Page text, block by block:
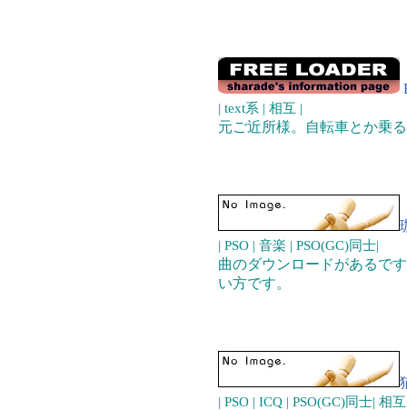
| text系 | 相互 |
元ご近所様。自転車とか乗
| PSO | 音楽 | PSO(GC)同士|
曲のダウンロードがあるで
い方です。
| PSO | ICQ | PSO(GC)同士| 相